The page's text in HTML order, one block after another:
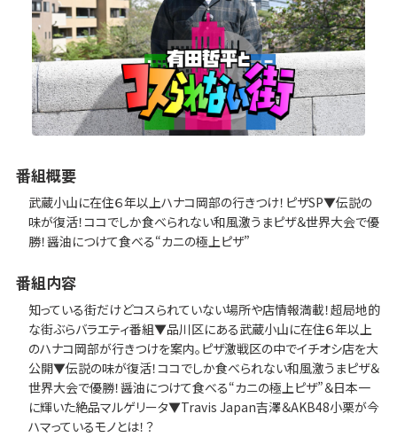
番組概要
武蔵小山に在住６年以上ハナコ岡部の行きつけ！ピザSP▼伝説の
味が復活！ココでしか食べられない和風激うまピザ＆世界大会で優
勝！醤油につけて食べる“カニの極上ピザ”
番組内容
知っている街だけどコスられていない場所や店情報満載！超局地的
な街ぶらバラエティ番組▼品川区にある武蔵小山に在住６年以上
のハナコ岡部が行きつけを案内。ピザ激戦区の中でイチオシ店を大
公開▼伝説の味が復活！ココでしか食べられない和風激うまピザ＆
世界大会で優勝！醤油につけて食べる“カニの極上ピザ”＆日本一
に輝いた絶品マルゲリータ▼Travis Japan吉澤＆AKB48小栗が今
ハマっているモノとは！？